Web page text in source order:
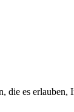
die es erlauben,